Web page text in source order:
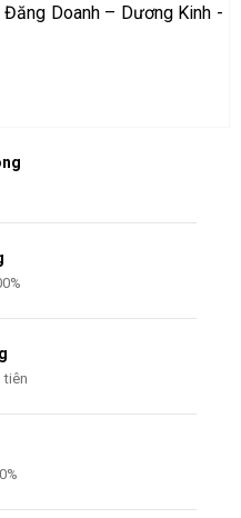
Doanh – Dương Kinh -
tiên